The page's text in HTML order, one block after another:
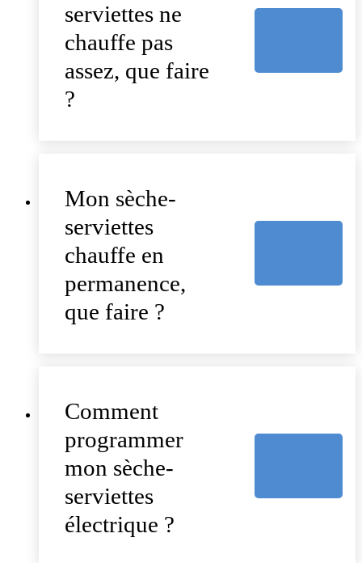
serviettes ne
chauffe pas
assez, que faire
?
Mon sèche-
serviettes
chauffe en
permanence,
que faire ?
Comment
programmer
mon sèche-
serviettes
électrique ?